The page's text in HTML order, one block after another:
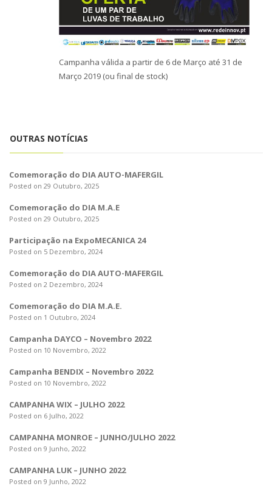
Campanha válida a partir de 6 de Março até 31 de
Março 2019 (ou final de stock)
OUTRAS NOTÍCIAS
Comemoração do DIA AUTO-MAFERGIL
Posted on 29 Outubro, 2025
Comemoração do DIA M.A.E
Posted on 29 Outubro, 2025
Participação na ExpoMECÂNICA 24
Posted on 5 Dezembro, 2024
Comemoração do DIA AUTO-MAFERGIL
Posted on 2 Dezembro, 2024
Comemoração do DIA M.A.E.
Posted on 1 Outubro, 2024
Campanha DAYCO – Novembro 2022
Posted on 10 Novembro, 2022
Campanha BENDIX – Novembro 2022
Posted on 10 Novembro, 2022
CAMPANHA WIX – JULHO 2022
Posted on 6 Julho, 2022
CAMPANHA MONROE – JUNHO/JULHO 2022
Posted on 9 Junho, 2022
CAMPANHA LUK – JUNHO 2022
Posted on 9 Junho, 2022